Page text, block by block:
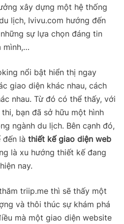
xây dựng một hệ thống
lịch, Ivivu.com hướng đến
sự lựa chọn đáng tin
mình,…
nổi bật hiển thị ngay
giao diện khác nhau, cách
nhau. Từ đó có thể thấy, với
bạn đã sở hữu một hình
ngành du lịch. Bên cạnh đó,
là thiết kế giao diện web
là xu hướng thiết kế đang
nay.
triip.me thì sẽ thấy một
và thôi thúc sự khám phá
mà một giao diện website